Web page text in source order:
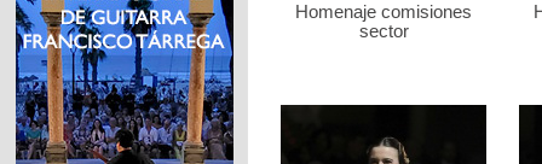
Homenaje comisiones
sector